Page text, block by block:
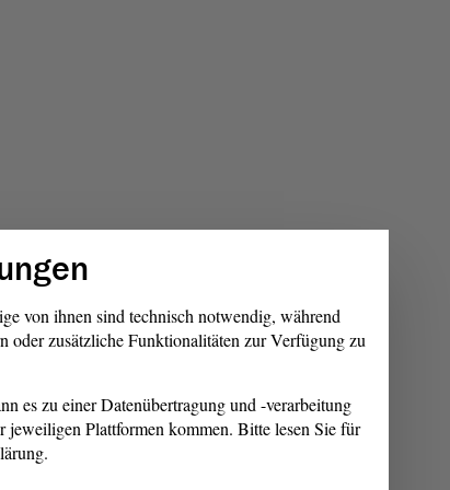
von ihnen sind technisch notwendig, während
oder zusätzliche Funktionalitäten zur Verfügung zu
es zu einer Datenübertragung und -verarbeitung
jeweiligen Plattformen kommen. Bitte lesen Sie für